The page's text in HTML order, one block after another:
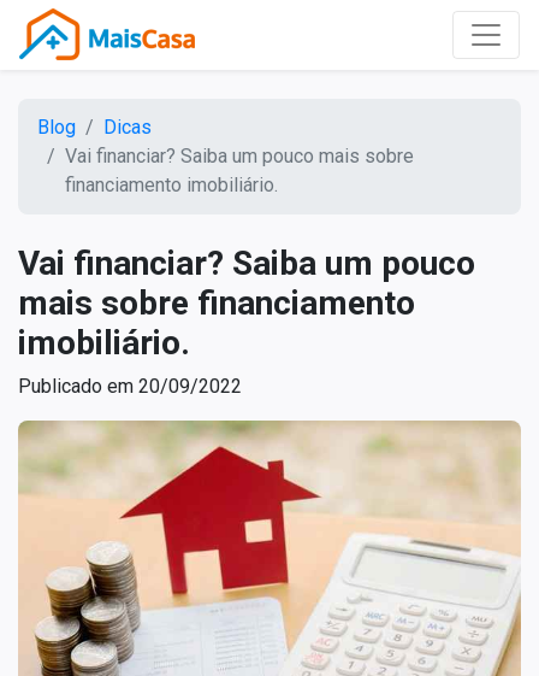
Blog
Dicas
Vai financiar? Saiba um pouco mais sobre
financiamento imobiliário.
Vai financiar? Saiba um pouco
mais sobre financiamento
imobiliário.
Publicado em 20/09/2022